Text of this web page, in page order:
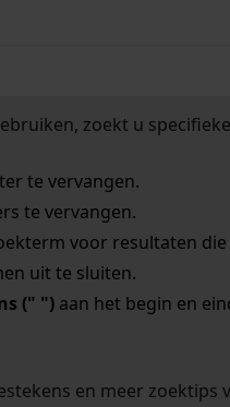
zoekt u
te vervangen.
te vervangen.
voor resultaten die
uit te sluiten.
(" ")aan het begin en
en meer zoektips